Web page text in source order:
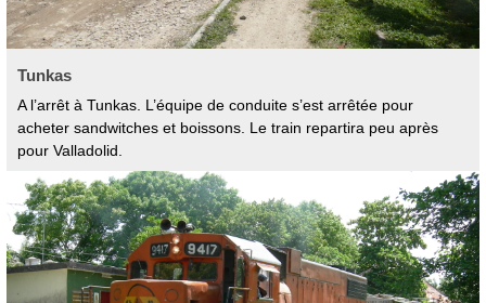
Tunkas
A l’arrêt à Tunkas. L’équipe de conduite s’est arrêtée pour
acheter sandwitches et boissons. Le train repartira peu après
pour Valladolid.